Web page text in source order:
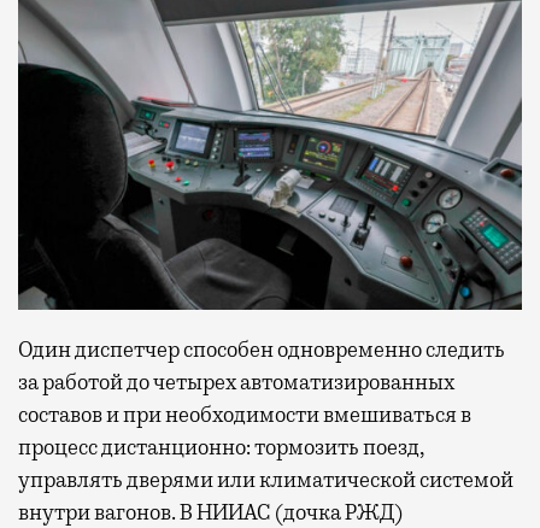
Один диспетчер способен одновременно следить
за работой до четырех автоматизированных
составов и при необходимости вмешиваться в
процесс дистанционно: тормозить поезд,
управлять дверями или климатической системой
внутри вагонов. В НИИАС (дочка РЖД)